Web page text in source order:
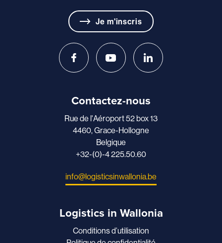
Je m'inscris
Contactez-nous
Rue de l'Aéroport 52 box 13
4460, Grace-Hollogne
Belgique
+32-(0)-4 225.50.60
info@logisticsinwallonia.be
Logistics in Wallonia
Conditions d’utilisation